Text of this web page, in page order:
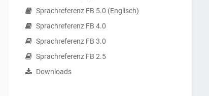
Sprachreferenz FB 5.0 (Englisch)
Sprachreferenz FB 4.0
Sprachreferenz FB 3.0
Sprachreferenz FB 2.5
Downloads